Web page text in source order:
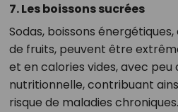
7. Les boissons sucrées
Sodas, boissons
de fruits, peuvent être
et en calories vides, avec peu
nutritionnelle, contribuant
risque de maladies chroniques.